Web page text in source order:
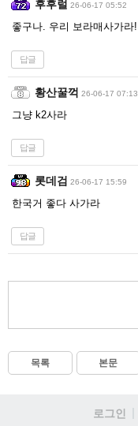
후후럴 26-06-17 05:52
좋구나. 우리 보라매사가라!
답글
황산꿀꺽 26-06-17 07:13
그냥 k2사라
답글
롯데검 26-06-17 15:59
한국거 좋다 사가라
답글
목록 본문
로그인